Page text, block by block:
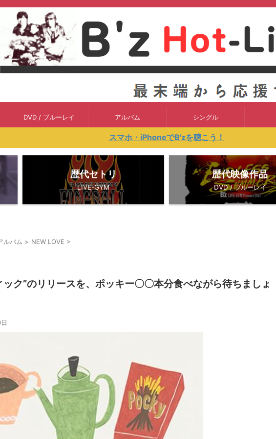
DVD / ブルーレイ アルバム シングル
スマホ・iPhoneでB'zを聴こう！
歴代セトリ
LIVE-GYM
歴代映像作品
DVD / ブルーレイ
ルバム > NEW LOVE >
ク”のリリースを、ポッキー〇〇本分食べながら待ちましょ